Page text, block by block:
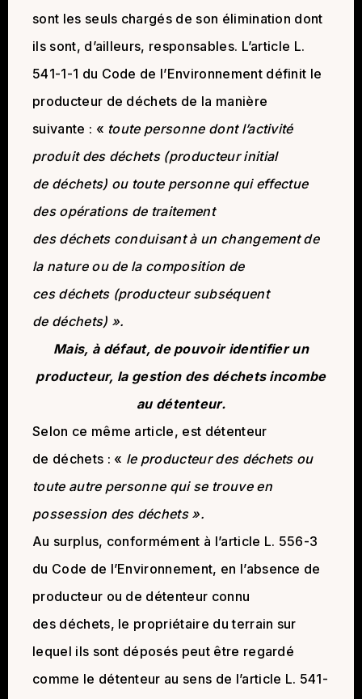
sont les seuls chargés de son élimination dont
ils sont, d’ailleurs, responsables. L’article L.
541-1-1 du Code de l’Environnement définit le
producteur de déchets de la manière
suivante : « toute personne dont l’activité
produit des déchets (producteur initial
de déchets) ou toute personne qui effectue
des opérations de traitement
des déchets conduisant à un changement de
la nature ou de la composition de
ces déchets (producteur subséquent
de déchets) ».
Mais, à défaut, de pouvoir identifier un
producteur, la gestion des déchets incombe
au détenteur.
Selon ce même article, est détenteur
de déchets : « le producteur des déchets ou
toute autre personne qui se trouve en
possession des déchets ».
Au surplus, conformément à l’article L. 556-3
du Code de l’Environnement, en l’absence de
producteur ou de détenteur connu
des déchets, le propriétaire du terrain sur
lequel ils sont déposés peut être regardé
comme le détenteur au sens de l’article L. 541-